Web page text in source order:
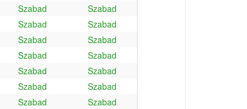
Szabad
Szabad
Szabad
Szabad
Szabad
Szabad
Szabad
Szabad
Szabad
Szabad
Szabad
Szabad
Szabad
Szabad